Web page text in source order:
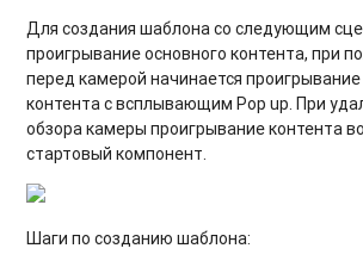
Для создания шаблона со следующим
проигрывание основного контента, при
перед камерой начинается проигрывание
контента с всплывающим Pop up. При
обзора камеры проигрывание контента
стартовый компонент.
Шаги по созданию шаблона: